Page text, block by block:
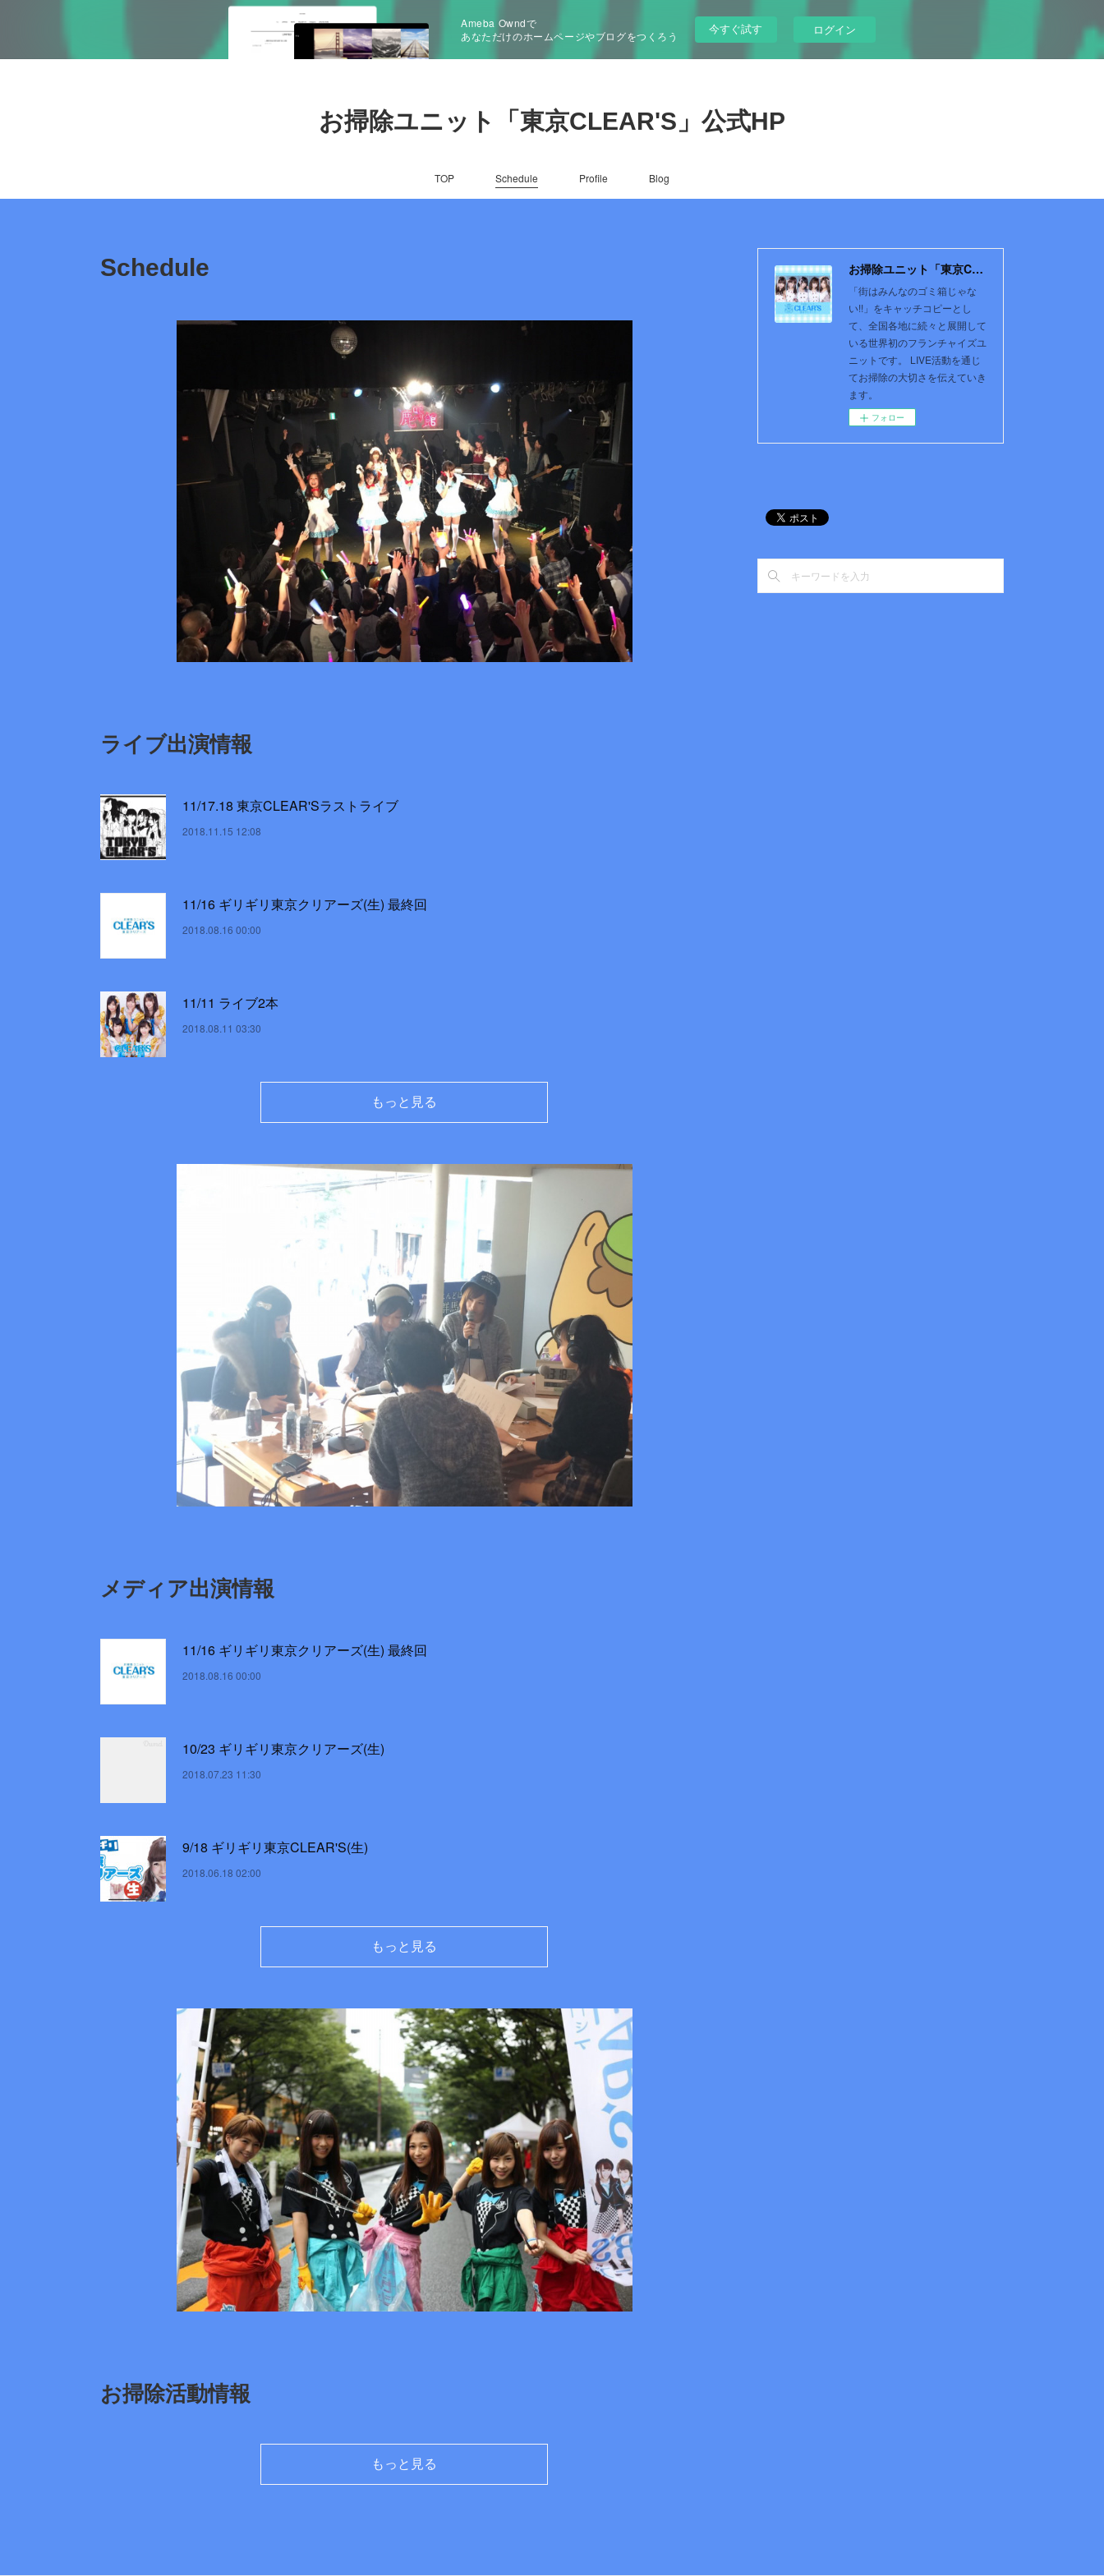
Ameba Owndで
あなただけのホームページやブログをつくろう
今すぐ試す ログイン
お掃除ユニット「東京CLEAR'S」公式HP
TOP Schedule Profile Blog
Schedule
ライブ出演情報
11/17.18 東京CLEAR'Sラストライブ
2018.11.15 12:08
11/16 ギリギリ東京クリアーズ(生) 最終回
2018.08.16 00:00
11/11 ライブ2本
2018.08.11 03:30
もっと見る
メディア出演情報
11/16 ギリギリ東京クリアーズ(生) 最終回
2018.08.16 00:00
10/23 ギリギリ東京クリアーズ(生)
2018.07.23 11:30
9/18 ギリギリ東京CLEAR'S(生)
2018.06.18 02:00
もっと見る
お掃除活動情報
もっと見る
お掃除ユニット「東京CLEAR'S」公式HP
「街はみんなのゴミ箱じゃな
い!!」をキャッチコピーとし
て、全国各地に続々と展開して
いる世界初のフランチャイズユ
ニットです。 LIVE活動を通じ
てお掃除の大切さを伝えていき
ます。
フォロー